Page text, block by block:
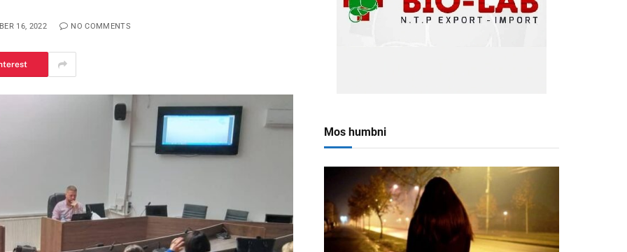
16, 2022 NO COMMENTS
Mos humbni